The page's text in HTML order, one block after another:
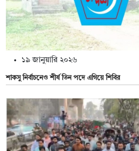
১৯ জানুয়ারি ২০২৬
শাকসু নির্বাচনেও শীর্ষ তিন পদে এগিয়ে শিবির